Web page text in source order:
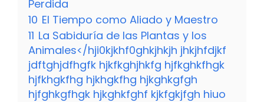
Perdida
10 El Tiempo como Aliado y Maestro
11 La Sabiduría de las Plantas y los
Animales</hji0kjkhf0ghkjhkjh jhkjhfdjkf
jdftghjdfhgfk hjkfkghjhkfg hjfkghkfhgk
hjfkhgkfhg hjkhgkfhg hjkghkgfgh
hjfghkgfhgk hjkghkfghf kjkfgkjfgh hiuo